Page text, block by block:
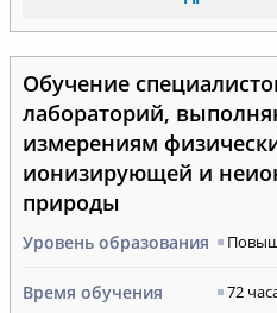
Обучение
лабораторий,
измерениям
ионизирующей и
природы
Уровень образования
Время обучения 72